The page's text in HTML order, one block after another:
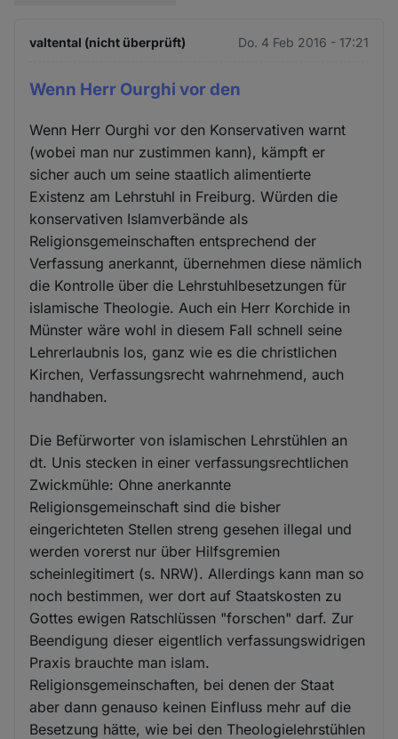
valtental (nicht überprüft) Do. 4 Feb 2016 - 17:21
Wenn Herr Ourghi vor den
Wenn Herr Ourghi vor den Konservativen warnt
(wobei man nur zustimmen kann), kämpft er
sicher auch um seine staatlich alimentierte
Existenz am Lehrstuhl in Freiburg. Würden die
konservativen Islamverbände als
Religionsgemeinschaften entsprechend der
Verfassung anerkannt, übernehmen diese nämlich
die Kontrolle über die Lehrstuhlbesetzungen für
islamische Theologie. Auch ein Herr Korchide in
Münster wäre wohl in diesem Fall schnell seine
Lehrerlaubnis los, ganz wie es die christlichen
Kirchen, Verfassungsrecht wahrnehmend, auch
handhaben.
Die Befürworter von islamischen Lehrstühlen an
dt. Unis stecken in einer verfassungsrechtlichen
Zwickmühle: Ohne anerkannte
Religionsgemeinschaft sind die bisher
eingerichteten Stellen streng gesehen illegal und
werden vorerst nur über Hilfsgremien
scheinlegitimert (s. NRW). Allerdings kann man so
noch bestimmen, wer dort auf Staatskosten zu
Gottes ewigen Ratschlüssen "forschen" darf. Zur
Beendigung dieser eigentlich verfassungswidrigen
Praxis brauchte man islam.
Religionsgemeinschaften, bei denen der Staat
aber dann genauso keinen Einfluss mehr auf die
Besetzung hätte, wie bei den Theologielehrstühlen